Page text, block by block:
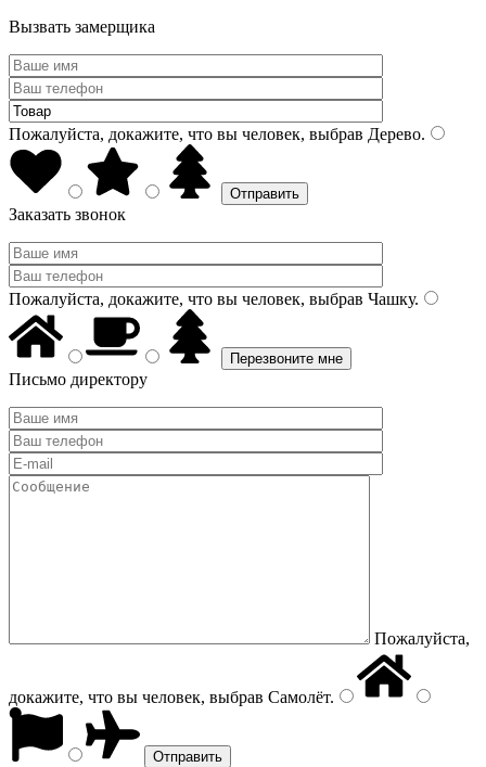
Вызвать замерщика
Пожалуйста, докажите, что вы человек, выбрав Дерево.
Заказать звонок
Пожалуйста, докажите, что вы человек, выбрав Чашку.
Письмо директору
Пожалуйста,
докажите, что вы человек, выбрав Самолёт.